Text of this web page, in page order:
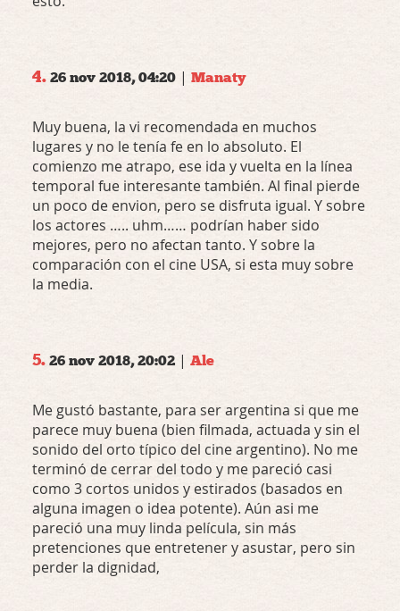
4. 26 nov 2018, 04:20 | Manaty
Muy buena, la vi recomendada en muchos
lugares y no le tenía fe en lo absoluto. El
comienzo me atrapo, ese ida y vuelta en la línea
temporal fue interesante también. Al final pierde
un poco de envion, pero se disfruta igual. Y sobre
los actores ….. uhm…… podrían haber sido
mejores, pero no afectan tanto. Y sobre la
comparación con el cine USA, si esta muy sobre
la media.
5. 26 nov 2018, 20:02 | Ale
Me gustó bastante, para ser argentina si que me
parece muy buena (bien filmada, actuada y sin el
sonido del orto típico del cine argentino). No me
terminó de cerrar del todo y me pareció casi
como 3 cortos unidos y estirados (basados en
alguna imagen o idea potente). Aún asi me
pareció una muy linda película, sin más
pretenciones que entretener y asustar, pero sin
perder la dignidad,